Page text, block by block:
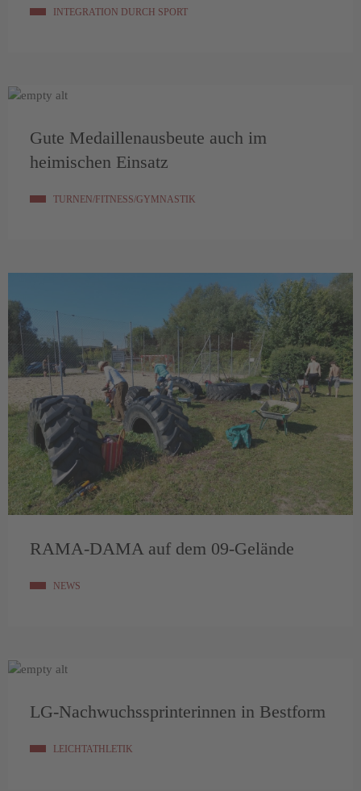
INTEGRATION DURCH SPORT
Gute Medaillenausbeute auch im
heimischen Einsatz
TURNEN/FITNESS/GYMNASTIK
RAMA-DAMA auf dem 09-Gelände
NEWS
LG-Nachwuchssprinterinnen in Bestform
LEICHTATHLETIK